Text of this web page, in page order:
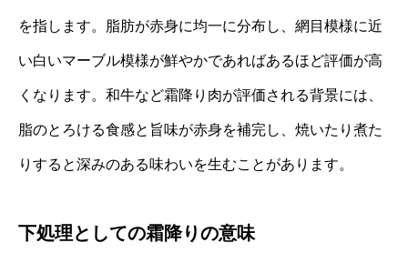
を指します。脂肪が赤身に均一に分布し、網目模様に近
い白いマーブル模様が鮮やかであればあるほど評価が高
くなります。和牛など霜降り肉が評価される背景には、
脂のとろける食感と旨味が赤身を補完し、焼いたり煮た
りすると深みのある味わいを生むことがあります。
下処理としての霜降りの意味